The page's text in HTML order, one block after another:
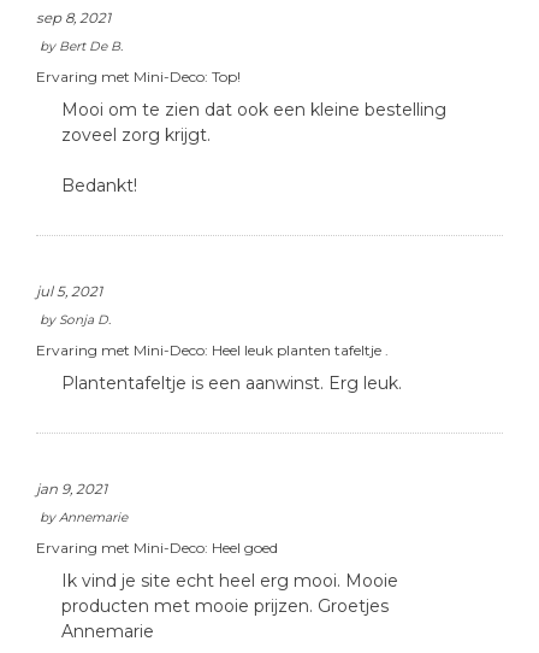
sep 8, 2021
by Bert De B.
Ervaring met Mini-Deco: Top!
Mooi om te zien dat ook een kleine bestelling
zoveel zorg krijgt.
Bedankt!
jul 5, 2021
by Sonja D.
Ervaring met Mini-Deco: Heel leuk planten tafeltje .
Plantentafeltje is een aanwinst. Erg leuk.
jan 9, 2021
byAnnemarie
Ervaring met Mini-Deco: Heel goed
Ik vind je site echt heel erg mooi. Mooie
producten met mooie prijzen. Groetjes
Annemarie